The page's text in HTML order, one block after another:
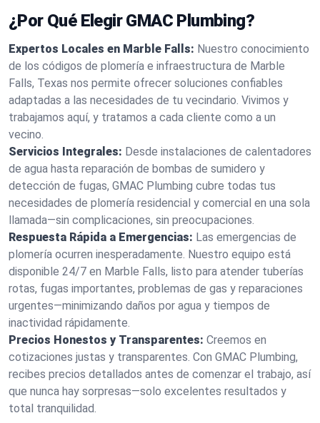
¿Por Qué Elegir GMAC Plumbing?
Expertos Locales en Marble Falls: Nuestro conocimiento
de los códigos de plomería e infraestructura de Marble
Falls, Texas nos permite ofrecer soluciones confiables
adaptadas a las necesidades de tu vecindario. Vivimos y
trabajamos aquí, y tratamos a cada cliente como a un
vecino.
Servicios Integrales: Desde instalaciones de calentadores
de agua hasta reparación de bombas de sumidero y
detección de fugas, GMAC Plumbing cubre todas tus
necesidades de plomería residencial y comercial en una sola
llamada—sin complicaciones, sin preocupaciones.
Respuesta Rápida a Emergencias: Las emergencias de
plomería ocurren inesperadamente. Nuestro equipo está
disponible 24/7 en Marble Falls, listo para atender tuberías
rotas, fugas importantes, problemas de gas y reparaciones
urgentes—minimizando daños por agua y tiempos de
inactividad rápidamente.
Precios Honestos y Transparentes: Creemos en
cotizaciones justas y transparentes. Con GMAC Plumbing,
recibes precios detallados antes de comenzar el trabajo, así
que nunca hay sorpresas—solo excelentes resultados y
total tranquilidad.